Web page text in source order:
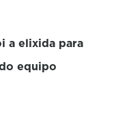
a elixida para
equipo